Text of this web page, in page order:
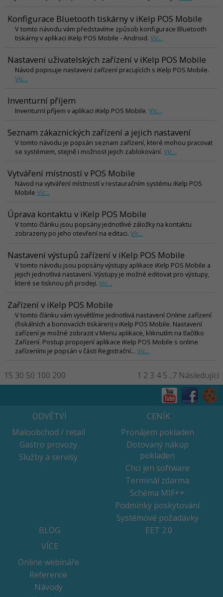
Konfigurace Bluetooth tiskárny v iKelp POS Mobile
V tomto návodu vám představíme způsob konfigurace Bluetooth
tiskárny v aplikaci iKelp POS Mobile - Android. Víc...
Nastavení uživatelských zařízení v iKelp POS Mobile
Návod popisuje nastavení zařízení pracujících s iKelp POS Mobile.
Víc...
Inventurní příjem
Inventurní příjem v aplikaci iKelp POS Mobile. Víc...
Seznam zákaznických zařízení a jejich nastavení
V tomto návodu je popsán seznam zařízení, které mohou pracovat
se systémem, stejně i možnost jejich zablokování. Víc...
Vytváření místností v POS Mobile
Návod na vytváření místností v restauračním systému iKelp POS
Mobile Víc...
Úprava kontaktu v iKelp POS Mobile
V tomto článku jsou popsány jednotlivé záložky na kontaktu
zobrazeny po jeho otevření na editaci. Víc...
Nastavení výstupů zařízení v iKelp POS Mobile
V tomto návodu jsou popsány výstupy aplikace iKelp POS Mobile a
jejich jednotlivá nastavení. Výstupy je možné editovat pro výstupy,
které se tisknou při prodeji. Víc...
Zařízení v iKelp POS Mobile
V tomto článku vám vysvětlíme jednotlivá nastavení Online zařízení
(fiskálních a bonovacích tiskáren) v iKelp POS Mobile. Nastavení
zařízení je možné zobrazit v Menu aplikace, kliknutím na tlačítko
Zařízení. Postup propojení aplikace iKelp POS Mobile s online
zařízeními je popsán v části Registrační... Víc...
15 30 50 100 200 1 2 3 4 5 ..7 Následující
ODVĚTVÍ
Maloobchod / retail
Gastro provozy
Služby a servisy
CENÍK
Pronájem pokladen
Dotovaný nákup
pokladen
Chci jen software
Terminál zdarma
Schéma MIF++
Podmínky poskytování
Systémové požadavky
BLOG
EET 2.0
VÍCE
Online webináře
Reference
Návody